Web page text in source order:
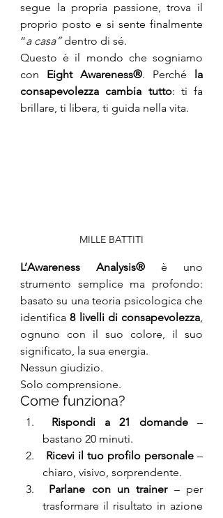
segue la propria passione, trova il
proprio posto e si sente finalmente
“a casa” dentro di sé.
Questo è il mondo che sogniamo
con Eight Awareness®. Perché la
consapevolezza cambia tutto: ti fa
brillare, ti libera, ti guida nella vita.
MILLE BATTITI
L’Awareness Analysis® è uno
strumento semplice ma profondo:
basato su una teoria psicologica che
identifica 8 livelli di consapevolezza
ognuno con il suo colore, il suo
significato, la sua energia.
Nessun giudizio.
Solo comprensione.
Come funziona?
Rispondi a 21 domande –
bastano 20 minuti.
Ricevi il tuo profilo personale –
chiaro, visivo, sorprendente.
Parlane con un trainer – per
trasformare il risultato in azione